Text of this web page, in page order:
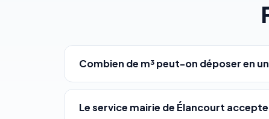
Combien de m³ peut-on déposer en
Le service mairie de Élancourt